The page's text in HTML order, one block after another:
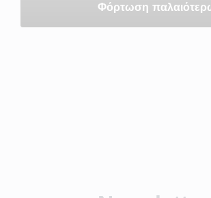
Φόρτωση